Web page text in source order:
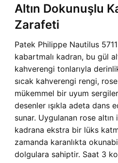
Altın Dokunuşlu
Zarafeti
Patek Philippe Nautilus
kabartmalı kadran, bu gül
kahverengi tonlarıyla
sıcak kahverengi rengi,
mükemmel bir uyum
desenler ışıkla adeta dans
sunar. Uygulanan rose
kadrana ekstra bir lüks
zamanda karanlıkta
dolgulara sahiptir. Saat 3